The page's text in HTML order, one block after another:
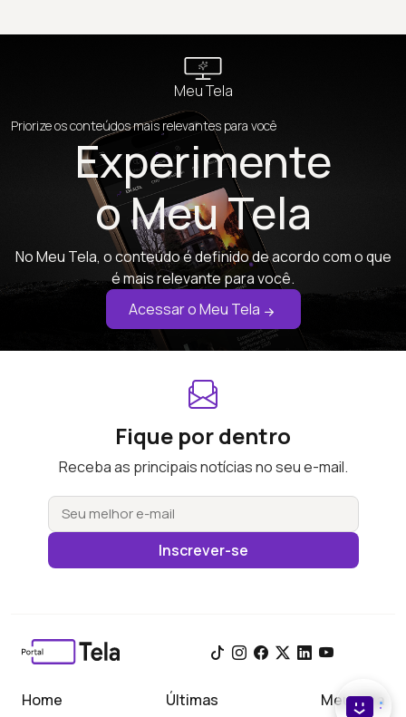
Meu Tela
Priorize os conteúdos mais relevantes para você
Experimente
o Meu Tela
No Meu Tela, o conteúdo é definido de acordo com o que
é mais relevante para você.
Acessar o Meu Tela
Fique por dentro
Receba as principais notícias no seu e-mail.
Inscrever-se
Home Últimas Meu Tela